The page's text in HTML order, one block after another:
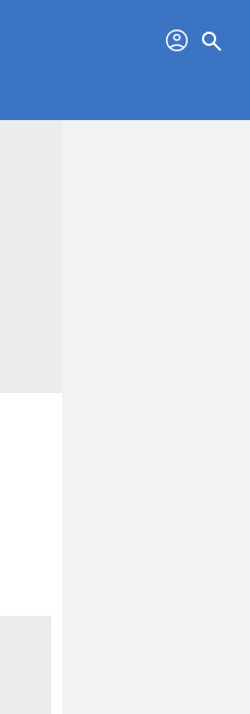
profil search